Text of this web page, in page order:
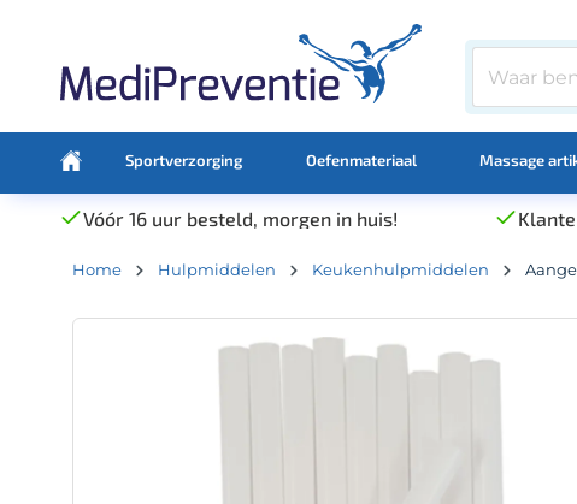
Sportverzorging Oefenmateriaal Massage
Vóór 16 uur besteld, morgen in huis!
Home Hulpmiddelen Keukenhulpmiddelen